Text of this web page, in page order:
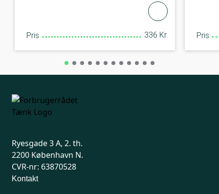
Pris 336 Kr. Pris
Ryesgade 3 A, 2. th.
2200 København N.
CVR-nr: 63870528
Kontakt